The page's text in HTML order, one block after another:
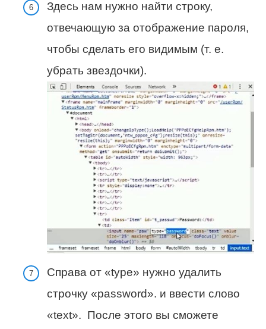
Здесь нам нужно найти строку,
отвечающую за отображение пароля,
чтобы сделать его видимым (т. е.
убрать звездочки).
Справа от «type» нужно удалить
строчку «password». и ввести слово
«text». После этого вы сможете